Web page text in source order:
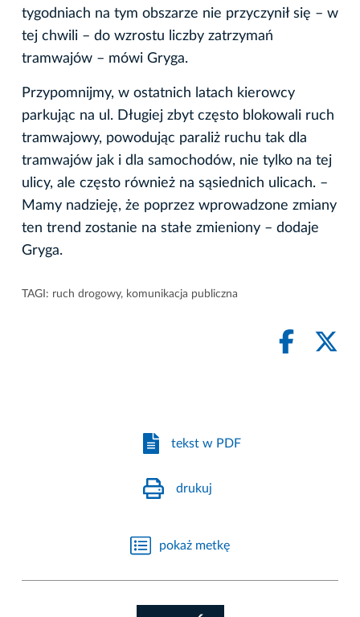
tygodniach na tym obszarze nie przyczynił się – w
tej chwili – do wzrostu liczby zatrzymań
tramwajów – mówi Gryga.
Przypomnijmy, w ostatnich latach kierowcy
parkując na ul. Długiej zbyt często blokowali ruch
tramwajowy, powodując paraliż ruchu tak dla
tramwajów jak i dla samochodów, nie tylko na tej
ulicy, ale często również na sąsiednich ulicach. –
Mamy nadzieję, że poprzez wprowadzone zmiany
ten trend zostanie na stałe zmieniony – dodaje
Gryga.
TAGI: ruch drogowy, komunikacja publiczna
tekst w PDF
drukuj
pokaż metkę